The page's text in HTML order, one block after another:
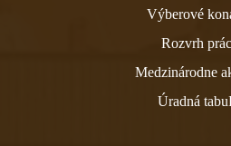
Výberové
Rozvrh
Medzinárodne
Úradná